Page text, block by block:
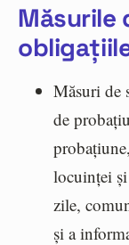
Măsurile
Măsuri de
de
locuinței și
zile,
și a